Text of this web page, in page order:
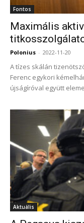
Fontos
Maximális
Polonius - 2022-11-20
A tízes skálán
Ferenc egykori
újságíróval együtt
Aktuális